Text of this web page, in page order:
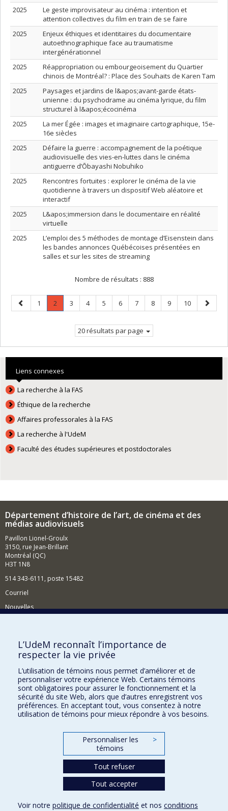
2025
Le geste improvisateur au cinéma : intention et
attention collectives du film en train de se faire
2025
Enjeux éthiques et identitaires du documentaire
autoethnographique face au traumatisme
intergénérationnel
2025
Réappropriation ou embourgeoisement du Quartier
chinois de Montréal? : Place des Souhaits de Karen Tam
2025
Paysages et jardins de l&apos;avant-garde états-
unienne : du psychodrame au cinéma lyrique, du film
structurel à l&apos;écocinéma
2025
La mer Égée : images et imaginaire cartographique, 15e-
16e siècles
2025
Défaire la guerre : accompagnement de la poétique
audiovisuelle des vies-en-luttes dans le cinéma
antiguerre d’Ōbayashi Nobuhiko
2025
Rencontres fortuites : explorer le cinéma de la vie
quotidienne à travers un dispositif Web aléatoire et
interactif
2025
L&apos;immersion dans le documentaire en réalité
virtuelle
2025
L’emploi des 5 méthodes de montage d’Eisenstein dans
les bandes annonces Québécoises présentées en
salles et sur les sites de streaming
Nombre de résultats : 888
Page
précédente
Page
1 Page
2
Page
Page
3 Page
4 Page
5 Page
6 Page
7 Page
8 Page
9 Page
10
Page
20 résultats par page
Liens connexes
La recherche à la FAS
Éthique de la recherche
Affaires professorales à la FAS
La recherche à l'UdeM
Faculté des études supérieures et postdoctorales
Département d’histoire de l’art, de cinéma et des
médias audiovisuels
Pavillon Lionel-Groulx
3150, rue Jean-Brillant
Montréal (QC)
H3T 1N8
514 343-6111, poste 15482
Courriel
Nouvelles
Comment soutenir le Département?
BESOIN D'AIDE?
Plan du site
Signaler une erreur
Accessibilité
FACULTÉ DES ARTS ET DES SCIENCES
Nos départements et écoles
L’UdeM reconnaît l’importance de
respecter la vie privée
L’utilisation de témoins nous permet d’améliorer et de
personnaliser votre expérience Web. Certains témoins
sont obligatoires pour assurer le fonctionnement et la
sécurité du site Web, alors que d’autres enregistrent vos
préférences. En acceptant tout, vous consentez à notre
utilisation de témoins pour mieux répondre à vos besoins.
Personnaliser les
témoins
>
Tout refuser
Tout accepter
Voir notre politique de confidentialité et nos conditions